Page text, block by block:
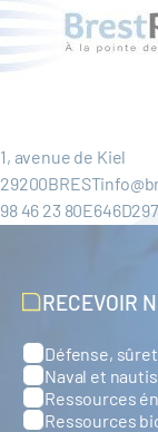
1, avenue de Kiel
98 46 23
RECEVOIR
Catégories
Défense,
Naval et
Ressources
Ressources